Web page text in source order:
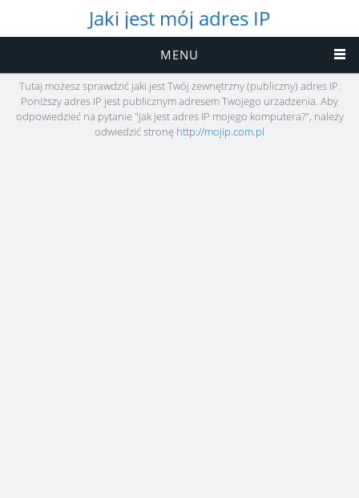
Jaki jest mój adres IP
MENU
Tutaj możesz sprawdzić jaki jest Twój zewnętrzny (publiczny) adres IP.
Poniższy adres IP jest publicznym adresem Twojego urzadzenia. Aby
odpowiedzieć na pytanie "jak jest adres IP mojego komputera?", należy
odwiedzić stronę http://mojip.com.pl